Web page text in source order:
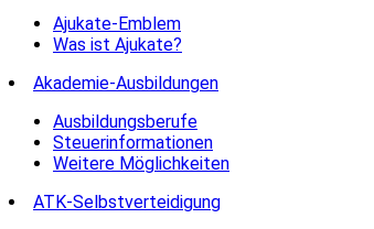
Ajukate-Emblem
Was ist Ajukate?
Akademie-Ausbildungen
Ausbildungsberufe
Steuerinformationen
Weitere Möglichkeiten
ATK-Selbstverteidigung